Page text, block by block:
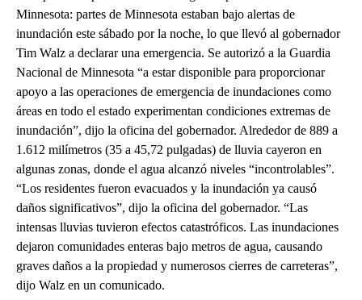
Minnesota: partes de Minnesota estaban bajo alertas de
inundación este sábado por la noche, lo que llevó al gobernador
Tim Walz a declarar una emergencia. Se autorizó a la Guardia
Nacional de Minnesota “a estar disponible para proporcionar
apoyo a las operaciones de emergencia de inundaciones como
áreas en todo el estado experimentan condiciones extremas de
inundación”, dijo la oficina del gobernador. Alrededor de 889 a
1.612 milímetros (35 a 45,72 pulgadas) de lluvia cayeron en
algunas zonas, donde el agua alcanzó niveles “incontrolables”.
“Los residentes fueron evacuados y la inundación ya causó
daños significativos”, dijo la oficina del gobernador. “Las
intensas lluvias tuvieron efectos catastróficos. Las inundaciones
dejaron comunidades enteras bajo metros de agua, causando
graves daños a la propiedad y numerosos cierres de carreteras”,
dijo Walz en un comunicado.